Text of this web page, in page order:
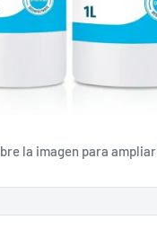
la imagen para